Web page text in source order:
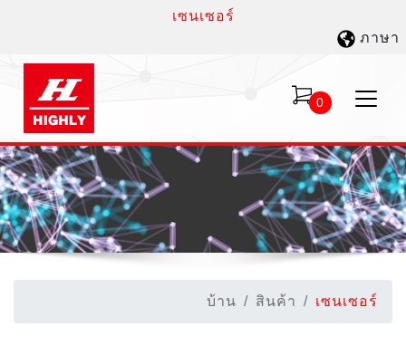
เซนเซอร์
ภาษา
0
บ้าน สินค้า เซนเซอร์